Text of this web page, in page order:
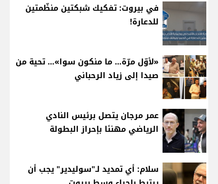
في بيروت: تفكيك شبكتين منظّمتين
للدعارة!
«لأوّل مرّة… ما منكون سوا»… تحية من
صيدا إلى زياد الرحباني
عمر مرجان يتصل برئيس النادي
الرياضي مهنئا بإحراز البطولة
سلام: أي تمديد لـ"سوليدير" يجب أن